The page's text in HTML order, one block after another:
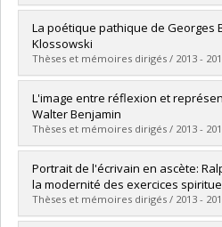
Diplômé(e) :Sarr, Adiouma
Cycle :Doctorat
Diplôme obtenu :Ph. D.
Lien vers le document dans
La poétique pathique de Georges
Klossowski
Thèses et mémoires dirigés / 2013 -
Diplômé(e) :Chénier, Jean-
Cycle :Doctorat
Diplôme obtenu :Ph. D.
Lien vers le document dans
L'image entre réflexion et
Walter Benjamin
Thèses et mémoires dirigés / 2013 -
Diplômé(e) :Zarnoveanu, Diana
Cycle :Doctorat
Diplôme obtenu :Ph. D.
Lien vers le document dans
Portrait de l'écrivain en ascète:
la modernité des exercices
Thèses et mémoires dirigés / 2013 -